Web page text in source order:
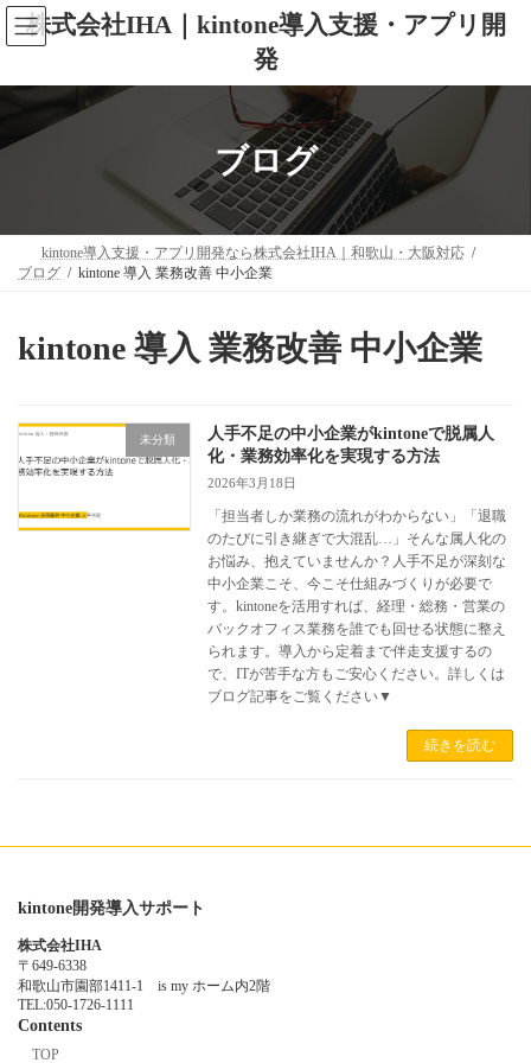
コ
ン
テ
ナ
ビ
ゲ
株式会社IHA｜kintone導入支援・アプリ開
発
ブログ
kintone導入支援・アプリ開発なら株式会社IHA｜和歌山・大阪対応
ブログ
kintone 導入 業務改善 中小企業
kintone 導入 業務改善 中小企業
未分類
人手不足の中小企業がkintoneで脱属人
化・業務効率化を実現する方法
2026年3月18日
「担当者しか業務の流れがわからない」「退職
のたびに引き継ぎで大混乱…」そんな属人化の
お悩み、抱えていませんか？人手不足が深刻な
中小企業こそ、今こそ仕組みづくりが必要で
す。kintoneを活用すれば、経理・総務・営業の
バックオフィス業務を誰でも回せる状態に整え
られます。導入から定着まで伴走支援するの
で、ITが苦手な方もご安心ください。詳しくは
ブログ記事をご覧ください▼
続きを読む
kintone開発導入サポート
株式会社IHA
〒649-6338
和歌山市園部1411-1 is my ホーム内2階
TEL:050-1726-1111
Contents
TOP